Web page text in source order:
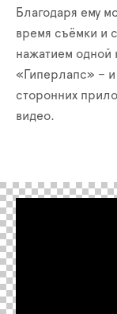
Благодаря ему
время съёмки и
нажатием одной
«Гиперлапс» – и
сторонних
видео.